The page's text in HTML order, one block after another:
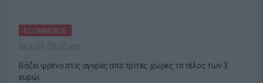
ECOMMERCE
Βάζει φρένο στις αγορές από τρίτες χώρες το τέλος των 3
ευρώ;